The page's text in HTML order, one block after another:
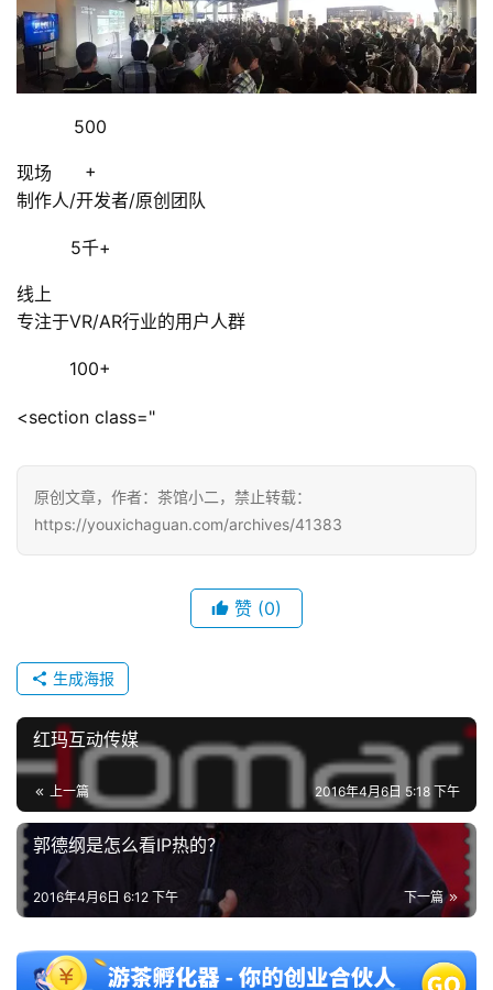
500
+
现场
制作人/开发者/原创团队
5千+
线上
专注于VR/AR行业的用户人群
100+
<section class="
原创文章，作者：茶馆小二，禁止转载：
https://youxichaguan.com/archives/41383
赞 (0)
生成海报
红玛互动传媒
上一篇 2016年4月6日 5:18 下午
郭德纲是怎么看IP热的？
下一篇
2016年4月6日 6:12 下午